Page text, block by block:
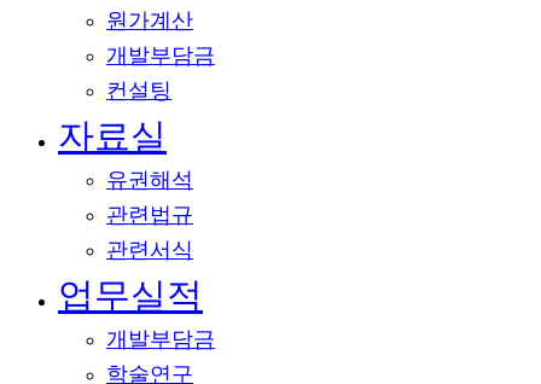
원가계산
개발부담금
컨설팅
자료실
유권해석
관련법규
관련서식
업무실적
개발부담금
학술연구